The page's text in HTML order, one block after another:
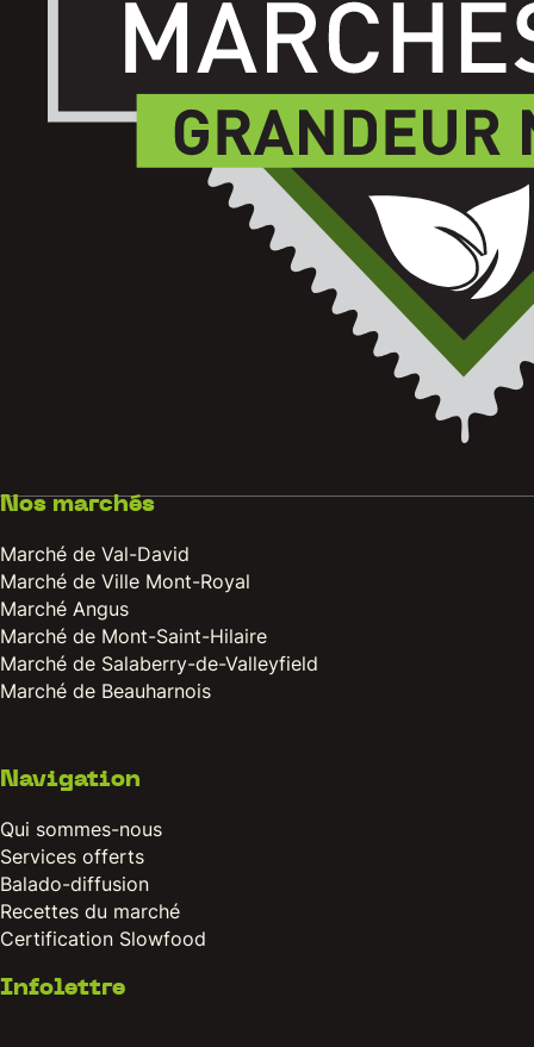
Nos marchés
Marché de Val-David
Marché de Ville Mont-Royal
Marché Angus
Marché de Mont-Saint-Hilaire
Marché de Salaberry-de-Valleyfield
Marché de Beauharnois
Navigation
Qui sommes-nous
Services offerts
Balado-diffusion
Recettes du marché
Certification Slowfood
Infolettre